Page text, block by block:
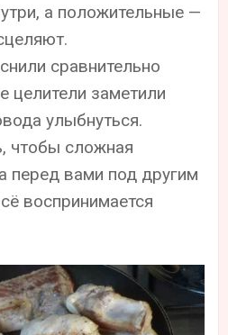
а положительные —
сравнительно
целители заметили
улыбнуться.
чтобы сложная
перед вами под другим
воспринимается